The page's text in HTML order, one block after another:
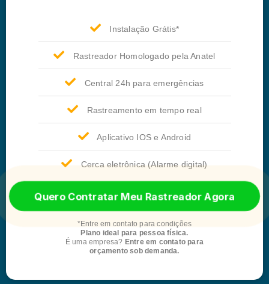
Instalação Grátis*
Rastreador Homologado pela Anatel
Central 24h para emergências
Rastreamento em tempo real
Aplicativo IOS e Android
Cerca eletrônica (Alarme digital)​
Quero Contratar Meu Rastreador Agora
*Entre em contato para condições
Plano ideal para pessoa física.
É uma empresa? Entre em contato para
orçamento sob demanda.